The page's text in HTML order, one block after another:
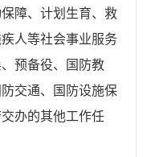
障、计划生育、救
人等社会事业服务
预备役、国 防教
交通、国防设施保
办的其他工作任